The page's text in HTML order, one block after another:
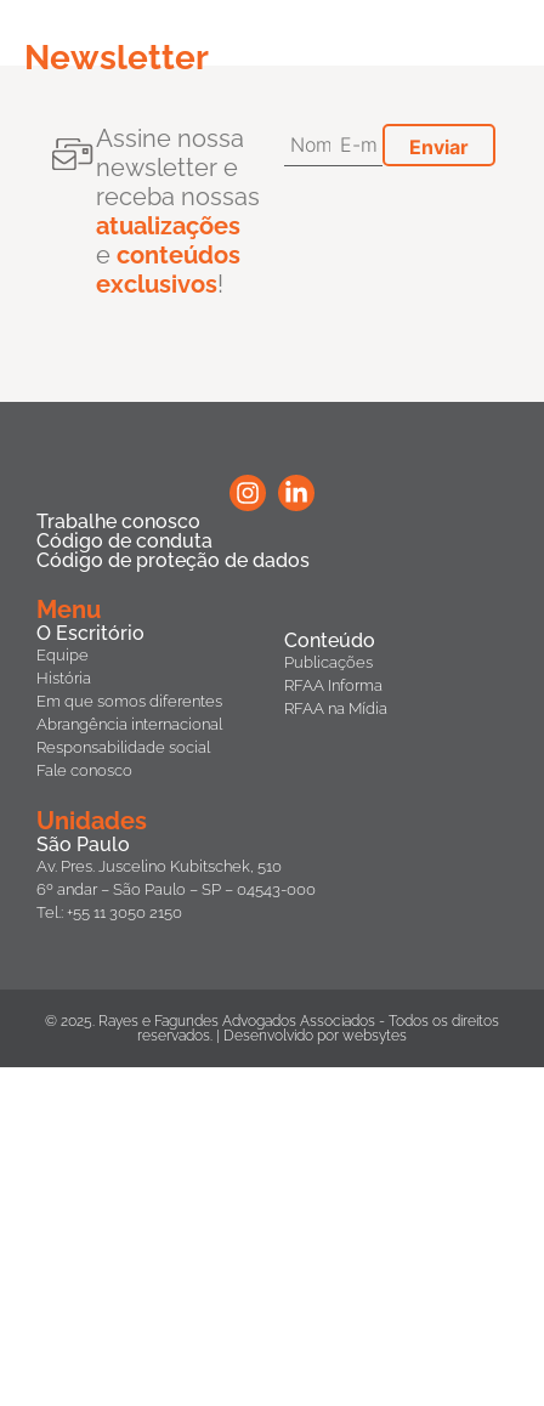
Newsletter
Assine nossa
newsletter e
receba nossas
atualizações
e conteúdos
exclusivos!
Trabalhe conosco
Código de conduta
Código de proteção de dados
Menu
O Escritório
Equipe
História
Em que somos diferentes
Abrangência internacional
Responsabilidade social
Fale conosco
Conteúdo
Publicações
RFAA Informa
RFAA na Mídia
Unidades
São Paulo
Av. Pres. Juscelino Kubitschek, 510
6º andar – São Paulo – SP – 04543-000
Tel.: +55 11 3050 2150
© 2025. Rayes e Fagundes Advogados Associados - Todos os direitos
reservados. | Desenvolvido por websytes